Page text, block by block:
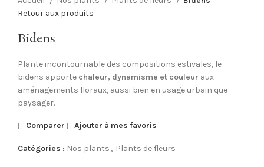
Retour aux produits
Bidens
Plante incontournable des compositions estivales, le
bidens apporte chaleur, dynamisme et couleur aux
aménagements floraux, aussi bien en usage urbain que
paysager.
Comparer Ajouter à mes favoris
Catégories : Nos plants , Plants de fleurs